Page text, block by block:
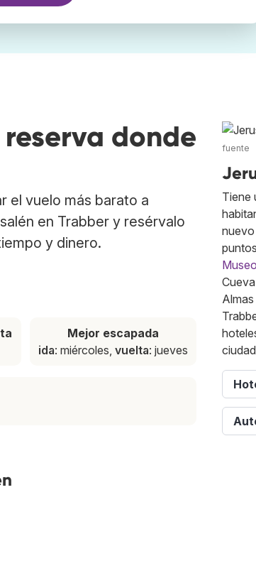
donde
el vuelo más barato a
en Trabber y resérvalo
y dinero.
Mejor escapada
ida: miércoles, vuelta: jueves
fuente
Tiene
nuevo